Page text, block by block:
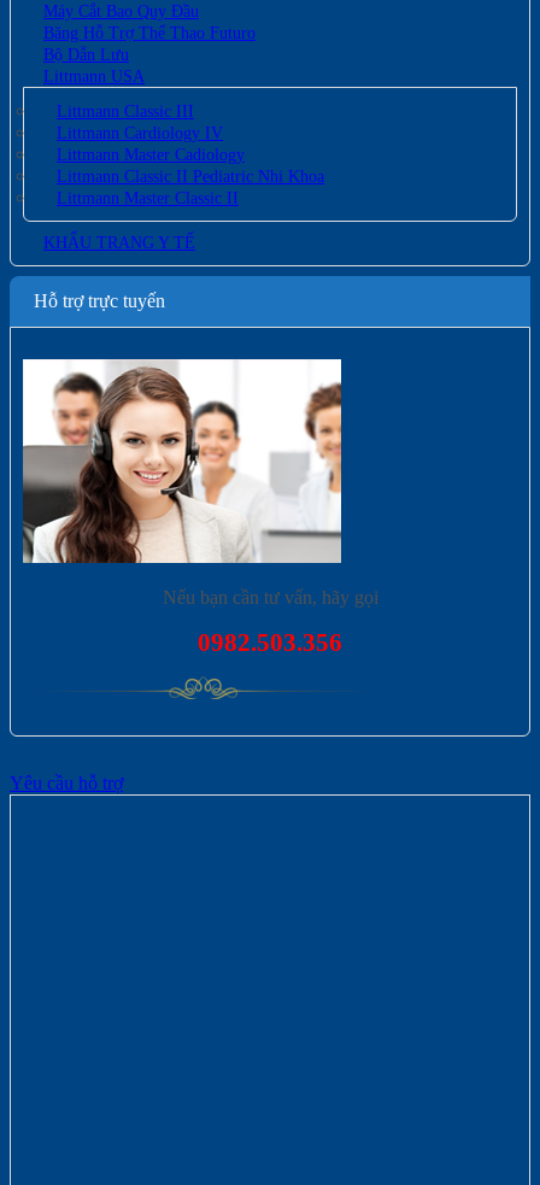
Máy Cắt Bao Quy Đầu
Băng Hỗ Trợ Thể Thao Futuro
Bộ Dẫn Lưu
Littmann USA
Littmann Classic III
Littmann Cardiology IV
Littmann Master Cadiology
Littmann Classic II Pediatric Nhi Khoa
Littmann Master Classic II
KHẨU TRANG Y TẾ
Hỗ trợ trực tuyến
Nếu bạn cần tư vấn, hãy gọi
0982.503.356
Yêu cầu hỗ trợ